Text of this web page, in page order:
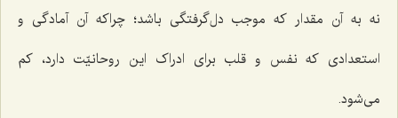
نه به آن مقدار که موجب دل‌گرفتگی باشد؛ چراکه آن آمادگی و
استعدادی که نفس و قلب برای ادراک این روحانیّت دارد، کم
می‌شود.